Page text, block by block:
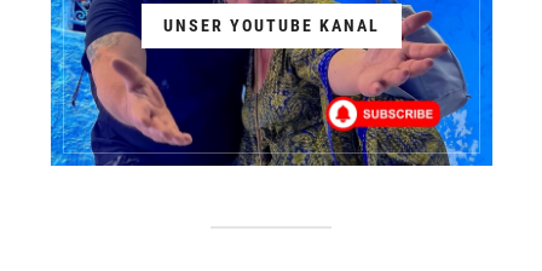
UNSER YOUTUBE KANAL